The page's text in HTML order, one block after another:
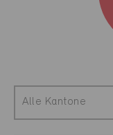
Alle Kantone